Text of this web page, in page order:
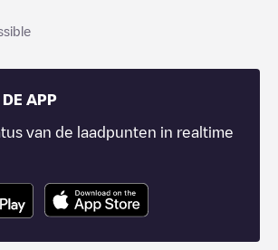
DE APP
van de laadpunten in realtime